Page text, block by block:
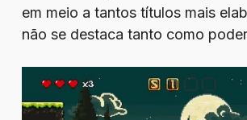
em meio a tantos títulos mais
não se destaca tanto como